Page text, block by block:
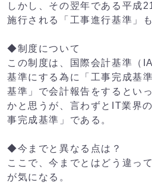
しかし、その翌年である平成
施行される「工事進行基準」
◆制度について
この制度は、国際会計基準（
基準にする為に「工事完成基
基準」で会計報告をするとい
かと思うが、言わずとIT業界
事完成基準」である。
◆今までと異なる点は？
ここで、今までとはどう違っ
が気になる。